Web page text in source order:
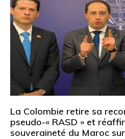
La Colombie retire sa
pseudo-« RASD » et
souveraineté du Maroc